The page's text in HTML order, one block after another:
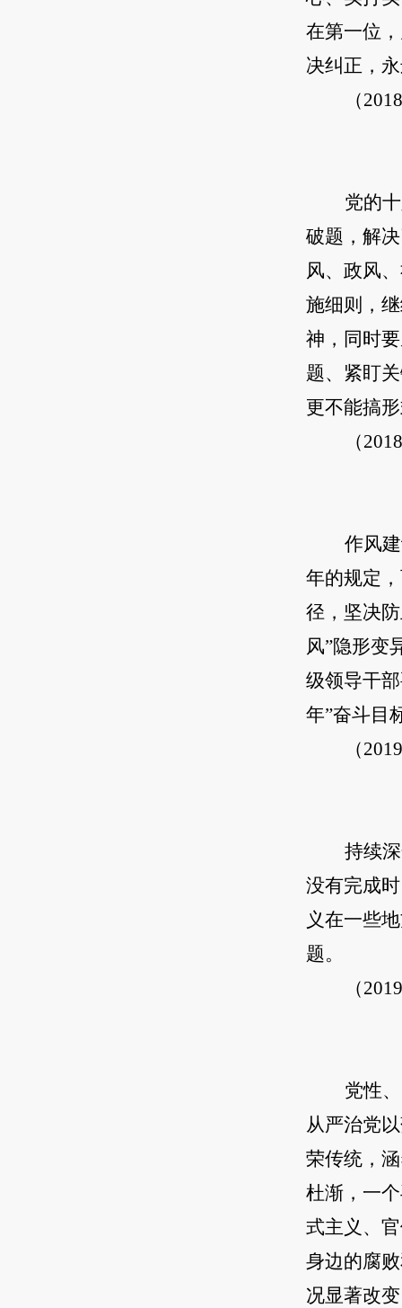
在第一位
决纠正，
（
党的
破题，解
风、政风
施细则，
神，同时
题、紧盯
更不能搞
（
作风
年的规定
径，坚决
风”隐形变
级领导干
年”奋斗目
（
持续
没有完成
义在一些
题。
（
党性
从严治党
荣传统，
杜渐，一
式主义、
身边的腐
况显著改